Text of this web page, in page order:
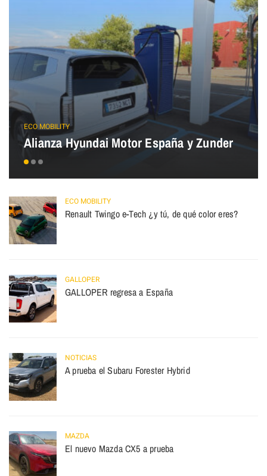
ECO MOBILITY
Alianza Hyundai Motor España y Zunder
ECO MOBILITY
Renault Twingo e-Tech ¿y tú, de qué color eres?
GALLOPER
GALLOPER regresa a España
NOTICIAS
A prueba el Subaru Forester Hybrid
MAZDA
El nuevo Mazda CX5 a prueba